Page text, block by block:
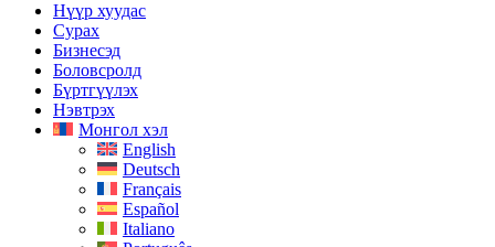
Нүүр хуудас
Сурах
Бизнесэд
Боловсролд
Бүртгүүлэх
Нэвтрэх
Монгол хэл
English
Deutsch
Français
Español
Italiano